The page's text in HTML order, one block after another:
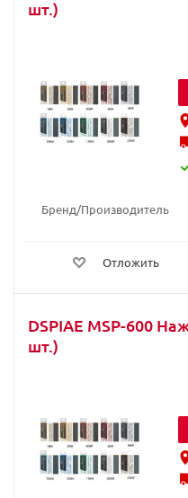
шт.)
Бренд/Производитель
Отложить
DSPIAE MSP-600
шт.)